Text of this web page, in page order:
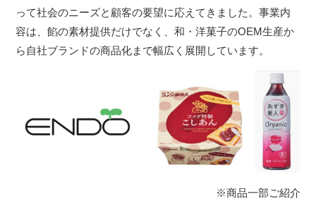
って社会のニーズと顧客の要望に応えてきました。事業内
容は、餡の素材提供だけでなく、和・洋菓子のOEM生産か
ら自社ブランドの商品化まで幅広く展開しています。
※商品一部ご紹介